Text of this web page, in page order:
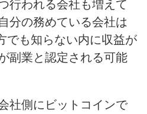
行われる会社も増えて
分の務めている会社は
でも知らない内に収益が
副業と認定される可能
社側にビットコインで